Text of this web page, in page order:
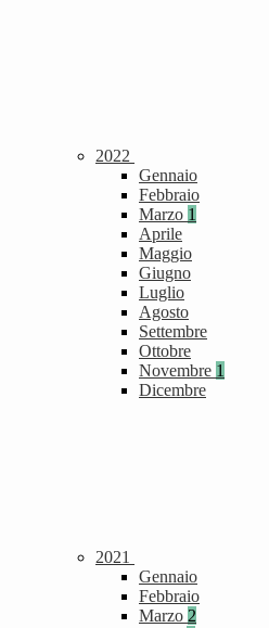
2022
Gennaio
Febbraio
Marzo 1
Aprile
Maggio
Giugno
Luglio
Agosto
Settembre
Ottobre
Novembre 1
Dicembre
2021
Gennaio
Febbraio
Marzo 2